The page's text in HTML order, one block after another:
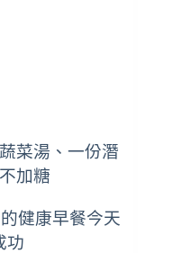
菜湯、一份潛
加糖
健康早餐今天
功